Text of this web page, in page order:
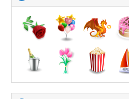
to
collapse
contents